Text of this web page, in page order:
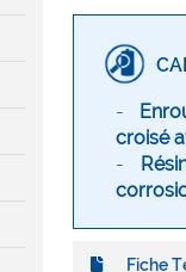
-
croisé
-
Fiche